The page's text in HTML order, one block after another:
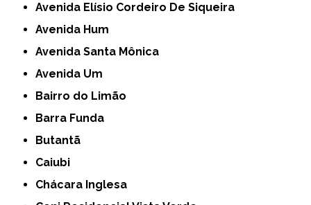
Avenida Elísio Cordeiro De Siqueira
Avenida Hum
Avenida Santa Mônica
Avenida Um
Bairro do Limão
Barra Funda
Butantã
Caiubi
Chácara Inglesa